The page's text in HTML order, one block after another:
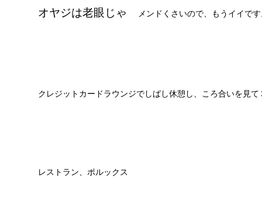
オヤジは老眼じゃ メンドくさいので、もうイイで
クレジットカードラウンジでしばし休憩し、ころ合いを見
レストラン、ポルックス